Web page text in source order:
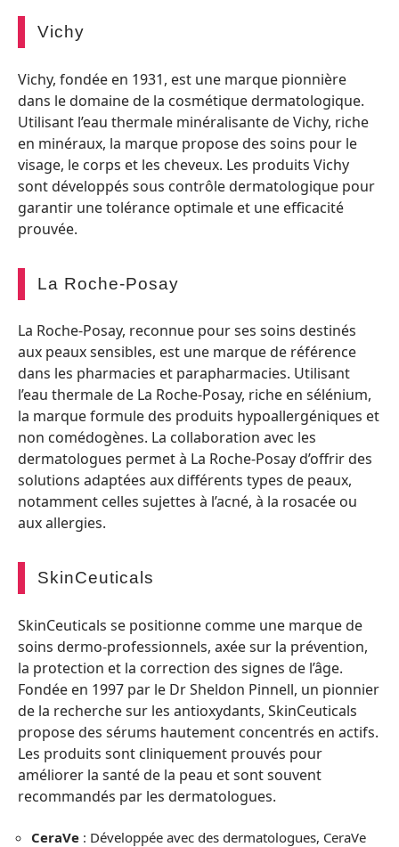
Vichy
Vichy, fondée en 1931, est une marque pionnière
dans le domaine de la cosmétique dermatologique.
Utilisant l’eau thermale minéralisante de Vichy, riche
en minéraux, la marque propose des soins pour le
visage, le corps et les cheveux. Les produits Vichy
sont développés sous contrôle dermatologique pour
garantir une tolérance optimale et une efficacité
prouvée.
La Roche-Posay
La Roche-Posay, reconnue pour ses soins destinés
aux peaux sensibles, est une marque de référence
dans les pharmacies et parapharmacies. Utilisant
l’eau thermale de La Roche-Posay, riche en sélénium,
la marque formule des produits hypoallergéniques et
non comédogènes. La collaboration avec les
dermatologues permet à La Roche-Posay d’offrir des
solutions adaptées aux différents types de peaux,
notamment celles sujettes à l’acné, à la rosacée ou
aux allergies.
SkinCeuticals
SkinCeuticals se positionne comme une marque de
soins dermo-professionnels, axée sur la prévention,
la protection et la correction des signes de l’âge.
Fondée en 1997 par le Dr Sheldon Pinnell, un pionnier
de la recherche sur les antioxydants, SkinCeuticals
propose des sérums hautement concentrés en actifs.
Les produits sont cliniquement prouvés pour
améliorer la santé de la peau et sont souvent
recommandés par les dermatologues.
CeraVe : Développée avec des dermatologues, CeraVe